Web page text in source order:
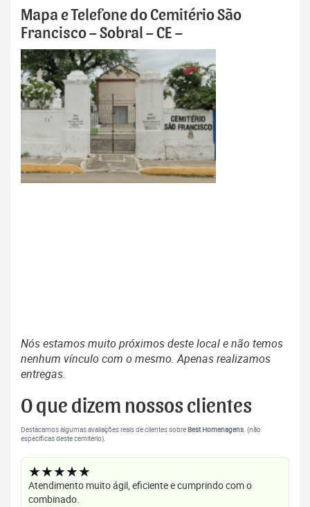
Mapa e Telefone do Cemitério São
Francisco – Sobral – CE –
Nós estamos muito próximos deste local e não temos
nenhum vínculo com o mesmo. Apenas realizamos
entregas.
O que dizem nossos clientes
Destacamos algumas avaliações reais de clientes sobre Best Homenagens. (não
específicas deste cemitério).
★★★★★
Atendimento muito ágil, eficiente e cumprindo com o
combinado.